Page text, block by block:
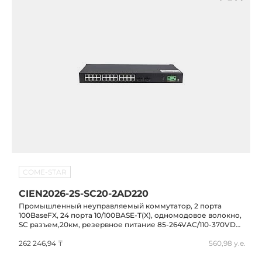
COME-STAR
CIEN2026-2S-SC20-2AD220
Промышленный неуправляемый коммутатор, 2 порта
100BaseFX, 24 порта 10/100BASE-T(X), одномодовое волокно,
SC разъем,20км, резервное питание 85-264VAC/110-370VDC,
262 246,94 ₸
560,98 у.е.